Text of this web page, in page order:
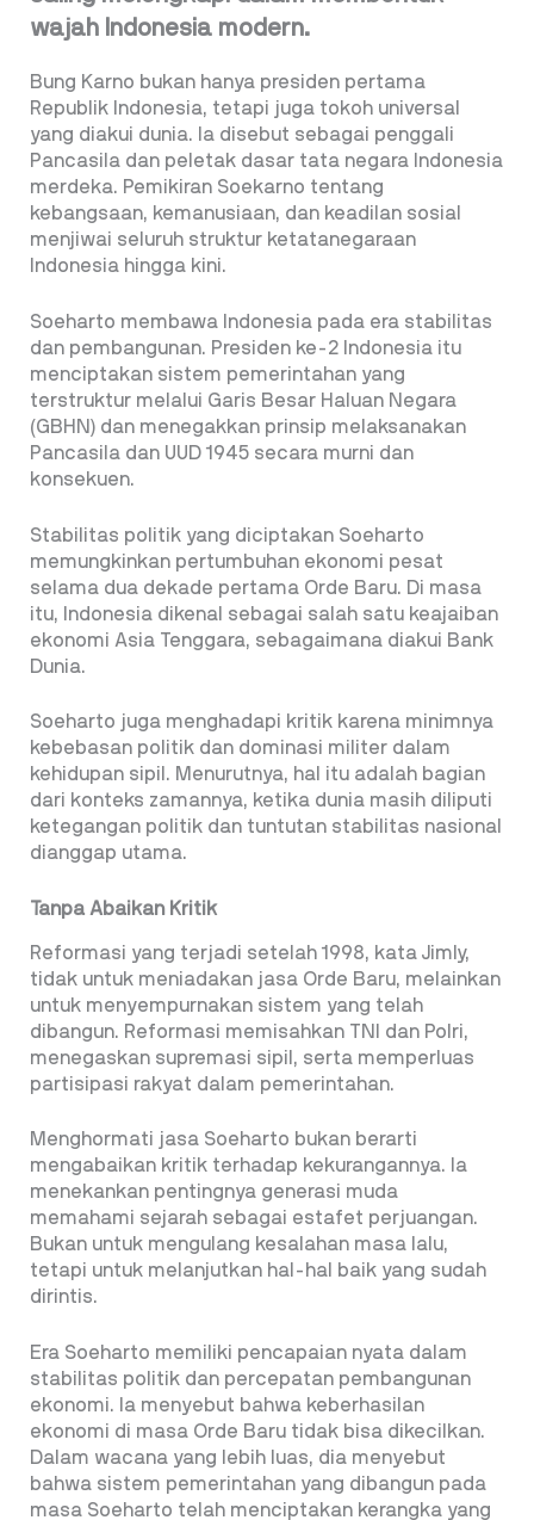
wajah Indonesia modern.
Bung Karno bukan hanya presiden pertama
Republik Indonesia, tetapi juga tokoh universal
yang diakui dunia. Ia disebut sebagai penggali
Pancasila dan peletak dasar tata negara Indonesia
merdeka. Pemikiran Soekarno tentang
kebangsaan, kemanusiaan, dan keadilan sosial
menjiwai seluruh struktur ketatanegaraan
Indonesia hingga kini.
Soeharto membawa Indonesia pada era stabilitas
dan pembangunan. Presiden ke-2 Indonesia itu
menciptakan sistem pemerintahan yang
terstruktur melalui Garis Besar Haluan Negara
(GBHN) dan menegakkan prinsip melaksanakan
Pancasila dan UUD 1945 secara murni dan
konsekuen.
Stabilitas politik yang diciptakan Soeharto
memungkinkan pertumbuhan ekonomi pesat
selama dua dekade pertama Orde Baru. Di masa
itu, Indonesia dikenal sebagai salah satu keajaiban
ekonomi Asia Tenggara, sebagaimana diakui Bank
Dunia.
Soeharto juga menghadapi kritik karena minimnya
kebebasan politik dan dominasi militer dalam
kehidupan sipil. Menurutnya, hal itu adalah bagian
dari konteks zamannya, ketika dunia masih diliputi
ketegangan politik dan tuntutan stabilitas nasional
dianggap utama.
Tanpa Abaikan Kritik
Reformasi yang terjadi setelah 1998, kata Jimly,
tidak untuk meniadakan jasa Orde Baru, melainkan
untuk menyempurnakan sistem yang telah
dibangun. Reformasi memisahkan TNI dan Polri,
menegaskan supremasi sipil, serta memperluas
partisipasi rakyat dalam pemerintahan.
Menghormati jasa Soeharto bukan berarti
mengabaikan kritik terhadap kekurangannya. Ia
menekankan pentingnya generasi muda
memahami sejarah sebagai estafet perjuangan.
Bukan untuk mengulang kesalahan masa lalu,
tetapi untuk melanjutkan hal-hal baik yang sudah
dirintis.
Era Soeharto memiliki pencapaian nyata dalam
stabilitas politik dan percepatan pembangunan
ekonomi. Ia menyebut bahwa keberhasilan
ekonomi di masa Orde Baru tidak bisa dikecilkan.
Dalam wacana yang lebih luas, dia menyebut
bahwa sistem pemerintahan yang dibangun pada
masa Soeharto telah menciptakan kerangka yang